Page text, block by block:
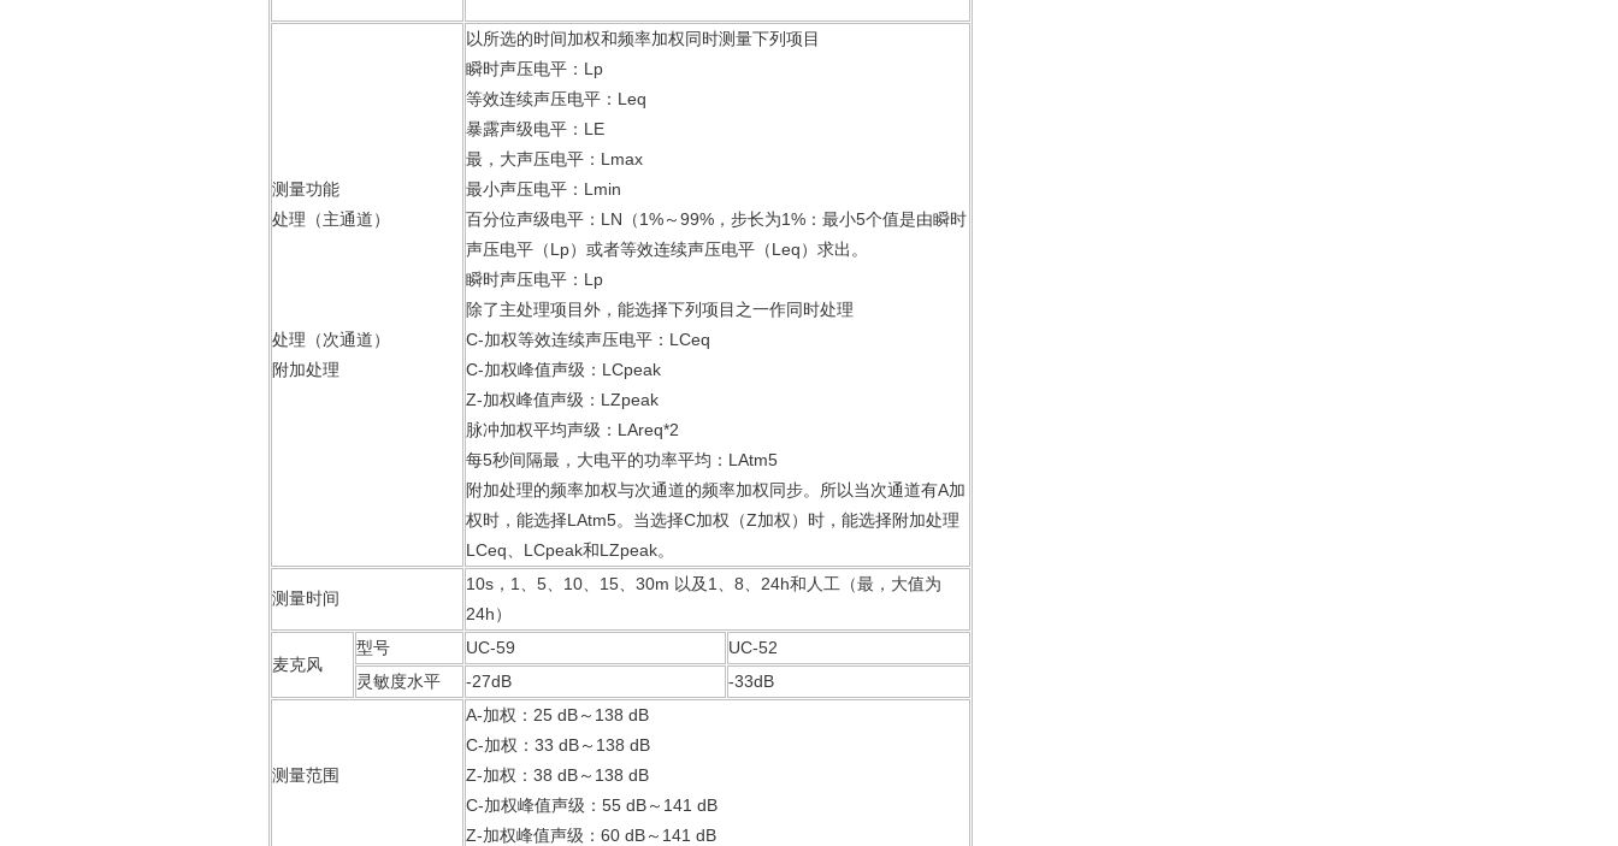
测量功能
处理（主通道）
处理（次通道）
附加处理
以所选的时间加权和频率加权同时测量下列项目
瞬时声压电平：Lp
等效连续声压电平：Leq
暴露声级电平：LE
最，大声压电平：Lmax
最小声压电平：Lmin
百分位声级电平：LN（1%～99%，步长为1%：最小5个值是由瞬时
声压电平（Lp）或者等效连续声压电平（Leq）求出。
瞬时声压电平：Lp
除了主处理项目外，能选择下列项目之一作同时处理
C-加权等效连续声压电平：LCeq
C-加权峰值声级：LCpeak
Z-加权峰值声级：LZpeak
脉冲加权平均声级：LAreq*2
每5秒间隔最，大电平的功率平均：LAtm5
附加处理的频率加权与次通道的频率加权同步。所以当次通道有A加
权时，能选择LAtm5。当选择C加权（Z加权）时，能选择附加处理
LCeq、LCpeak和LZpeak。
测量时间
10s，1、5、10、15、30m 以及1、8、24h和人工（最，大值为
24h）
麦克风
型号 UC-59
UC-52
灵敏度水平
-27dB -33dB
测量范围
A-加权：25 dB～138 dB
C-加权：33 dB～138 dB
Z-加权：38 dB～138 dB
C-加权峰值声级：55 dB～141 dB
Z-加权峰值声级：60 dB～141 dB